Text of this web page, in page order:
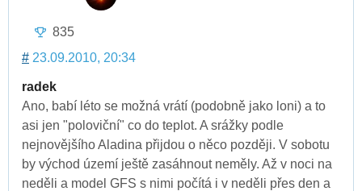
835
# 23.09.2010, 20:34
radek
Ano, babí léto se možná vrátí (podobně jako loni) a to
asi jen "poloviční" co do teplot. A srážky podle
nejnovějšího Aladina přijdou o něco později. V sobotu
by východ území ještě zasáhnout neměly. Až v noci na
neděli a model GFS s nimi počítá i v neděli přes den a